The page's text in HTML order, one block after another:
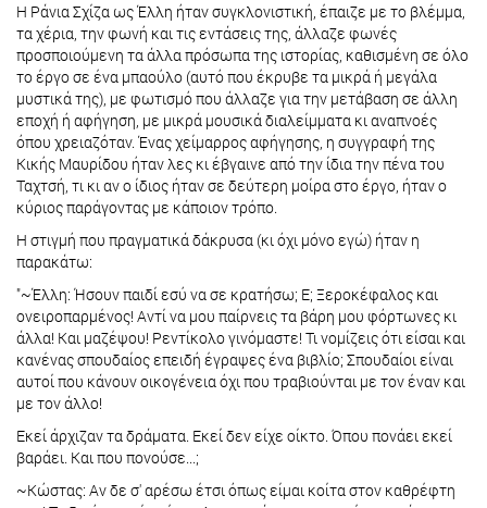
Η Ράνια Σχίζα ως Έλλη ήταν συγκλονιστική, έπαιζε με το βλέμμα,
τα χέρια, την φωνή και τις εντάσεις της, άλλαζε φωνές
προσποιούμενη τα άλλα πρόσωπα της ιστορίας, καθισμένη σε όλο
το έργο σε ένα μπαούλο (αυτό που έκρυβε τα μικρά ή μεγάλα
μυστικά της), με φωτισμό που άλλαζε για την μετάβαση σε άλλη
εποχή ή αφήγηση, με μικρά μουσικά διαλείμματα κι αναπνοές
όπου χρειαζόταν. Ένας χείμαρρος αφήγησης, η συγγραφή της
Κικής Μαυρίδου ήταν λες κι έβγαινε από την ίδια την πένα του
Ταχτσή, τι κι αν ο ίδιος ήταν σε δεύτερη μοίρα στο έργο, ήταν ο
κύριος παράγοντας με κάποιον τρόπο.
Η στιγμή που πραγματικά δάκρυσα (κι όχι μόνο εγώ) ήταν η
παρακάτω:
"~Έλλη: Ήσουν παιδί εσύ να σε κρατήσω; Ε; Ξεροκέφαλος και
ονειροπαρμένος! Αντί να μου παίρνεις τα βάρη μου φόρτωνες κι
άλλα! Και μαζέψου! Ρεντίκολο γινόμαστε! Τι νομίζεις ότι είσαι και
κανένας σπουδαίος επειδή έγραψες ένα βιβλίο; Σπουδαίοι είναι
αυτοί που κάνουν οικογένεια όχι που τραβιούνται με τον έναν και
με τον άλλο!
Εκεί άρχιζαν τα δράματα. Εκεί δεν είχε οίκτο. Όπου πονάει εκεί
βαράει. Και που πονούσε...;
~Κώστας: Αν δε σ' αρέσω έτσι όπως είμαι κοίτα στον καθρέφτη